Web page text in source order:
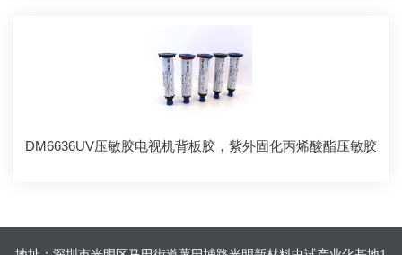
DM6636UV压敏胶电视机背板胶，紫外固化丙烯酸酯压敏胶